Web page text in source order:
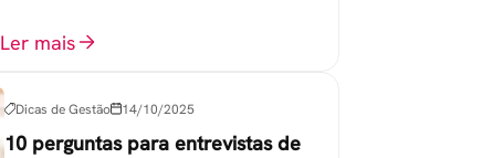
chamada Geração Y.
Ler mais
Dicas de Gestão 14/10/2025
10 perguntas para entrevistas de